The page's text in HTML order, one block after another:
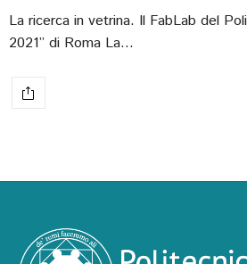
La ricerca in vetrina. Il FabLab del
2021” di Roma La…